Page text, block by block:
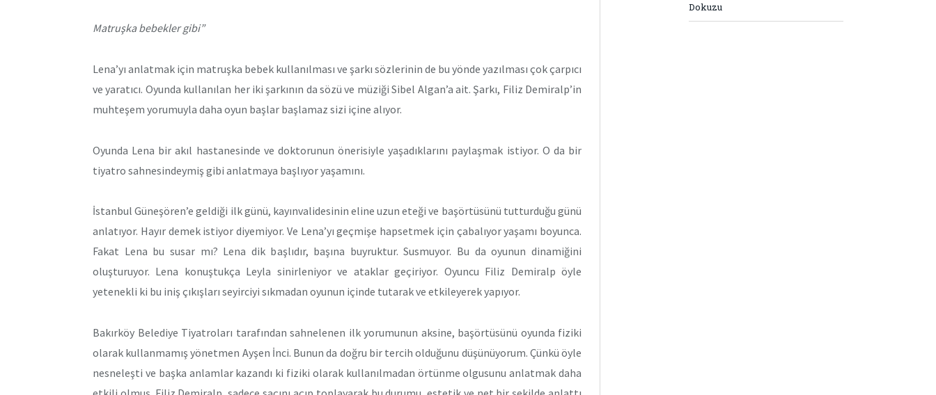
Matruşka bebekler gibi”
Lena’yı anlatmak için matruşka bebek kullanılması ve şarkı sözlerinin de bu yönde yazılması çok çarpıcı
ve yaratıcı. Oyunda kullanılan her iki şarkının da sözü ve müziği Sibel Algan’a ait. Şarkı, Filiz Demiralp’in
muhteşem yorumuyla daha oyun başlar başlamaz sizi içine alıyor.
Oyunda Lena bir akıl hastanesinde ve doktorunun önerisiyle yaşadıklarını paylaşmak istiyor. O da bir
tiyatro sahnesindeymiş gibi anlatmaya başlıyor yaşamını.
İstanbul Güneşören’e geldiği ilk günü, kayınvalidesinin eline uzun eteği ve başörtüsünü tutturduğu günü
anlatıyor. Hayır demek istiyor diyemiyor. Ve Lena’yı geçmişe hapsetmek için çabalıyor yaşamı boyunca.
Fakat Lena bu susar mı? Lena dik başlıdır, başına buyruktur. Susmuyor. Bu da oyunun dinamiğini
oluşturuyor. Lena konuştukça Leyla sinirleniyor ve ataklar geçiriyor. Oyuncu Filiz Demiralp öyle
yetenekli ki bu iniş çıkışları seyirciyi sıkmadan oyunun içinde tutarak ve etkileyerek yapıyor.
Bakırköy Belediye Tiyatroları tarafından sahnelenen ilk yorumunun aksine, başörtüsünü oyunda fiziki
olarak kullanmamış yönetmen Ayşen İnci. Bunun da doğru bir tercih olduğunu düşünüyorum. Çünkü öyle
nesneleşti ve başka anlamlar kazandı ki fiziki olarak kullanılmadan örtünme olgusunu anlatmak daha
Dokuzu